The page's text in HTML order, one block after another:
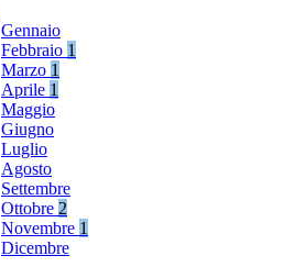
Gennaio
Febbraio 1
Marzo 1
Aprile 1
Maggio
Giugno
Luglio
Agosto
Settembre
Ottobre 2
Novembre 1
Dicembre